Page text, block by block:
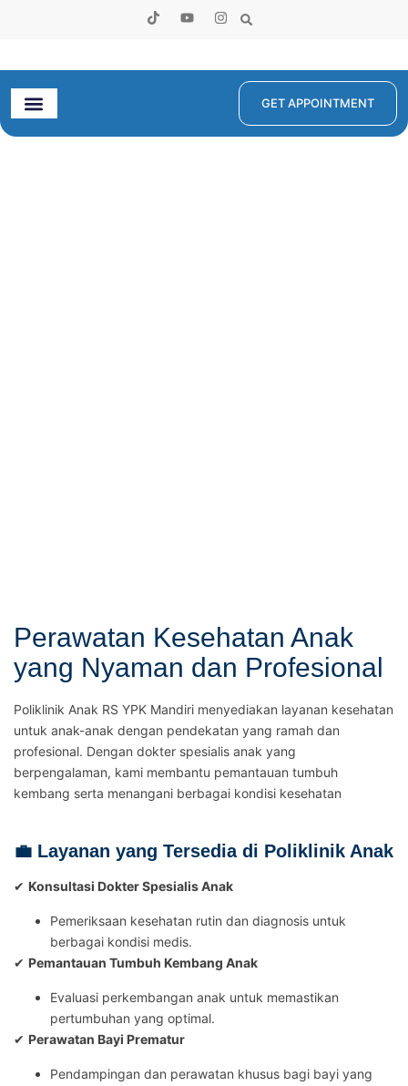
GET APPOINTMENT
Perawatan Kesehatan Anak
yang Nyaman dan Profesional
Poliklinik Anak RS YPK Mandiri menyediakan layanan kesehatan
untuk anak-anak dengan pendekatan yang ramah dan
profesional. Dengan dokter spesialis anak yang
berpengalaman, kami membantu pemantauan tumbuh
kembang serta menangani berbagai kondisi kesehatan
💼 Layanan yang Tersedia di Poliklinik Anak
✔ Konsultasi Dokter Spesialis Anak
Pemeriksaan kesehatan rutin dan diagnosis untuk
berbagai kondisi medis.
✔ Pemantauan Tumbuh Kembang Anak
Evaluasi perkembangan anak untuk memastikan
pertumbuhan yang optimal.
✔ Perawatan Bayi Prematur
Pendampingan dan perawatan khusus bagi bayi yang